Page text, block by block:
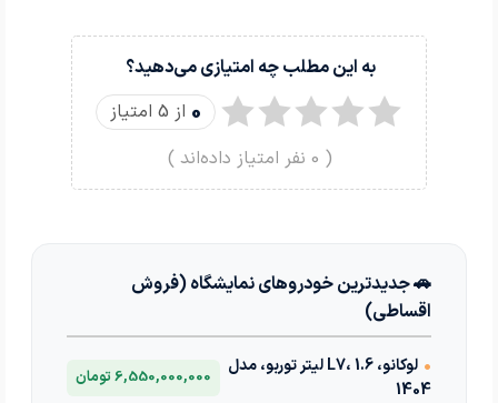
به این مطلب چه امتیازی می‌دهید؟
0 از 5 امتیاز
(
0 نفر امتیاز داده‌اند )
🚗 جدیدترین خودروهای نمایشگاه (فروش
اقساطی)
•
لوکانو، L7، 1.6 لیتر توربو، مدل
1404
6,550,000,000 تومان